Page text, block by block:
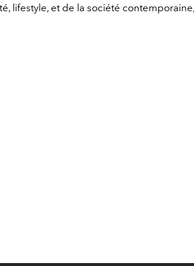
lifestyle, et de la société